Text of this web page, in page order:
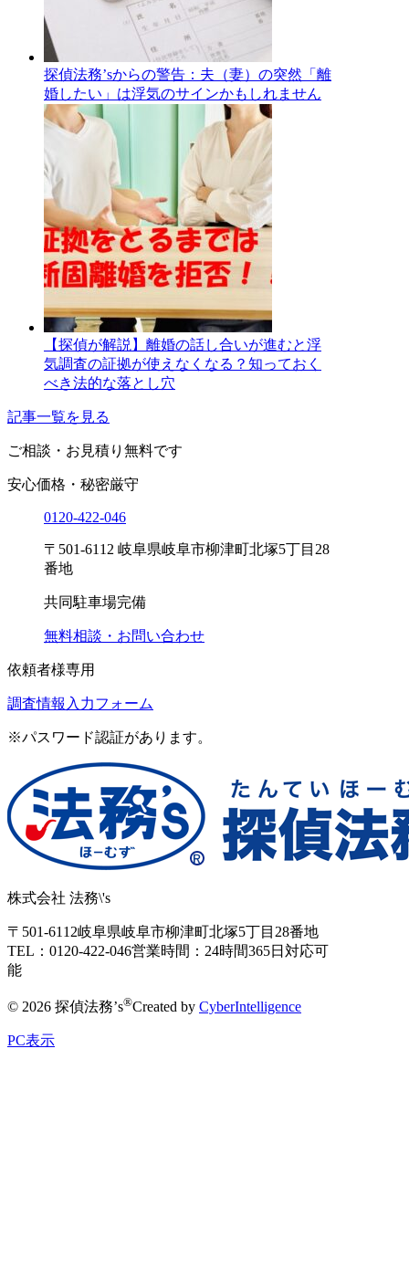
探偵法務’sからの警告：夫（妻）の突然「離
婚したい」は浮気のサインかもしれません
【探偵が解説】離婚の話し合いが進むと浮
気調査の証拠が使えなくなる？知っておく
べき法的な落とし穴
記事一覧を見る
ご相談・お見積り 無料です
安心価格・秘密厳守
0120-422-046
〒501-6112 岐阜県岐阜市柳津町北塚5丁目28
番地
共同駐車場完備
無料相談・お問い合わせ
依頼者様専用
調査情報入力フォーム
※パスワード認証があります。
株式会社 法務\'s
〒501-6112岐阜県岐阜市柳津町北塚5丁目28番地
TEL：0120-422-046営業時間：24時間365日対応可
能
© 2026 探偵法務’s®Created by CyberIntelligence
PC表示